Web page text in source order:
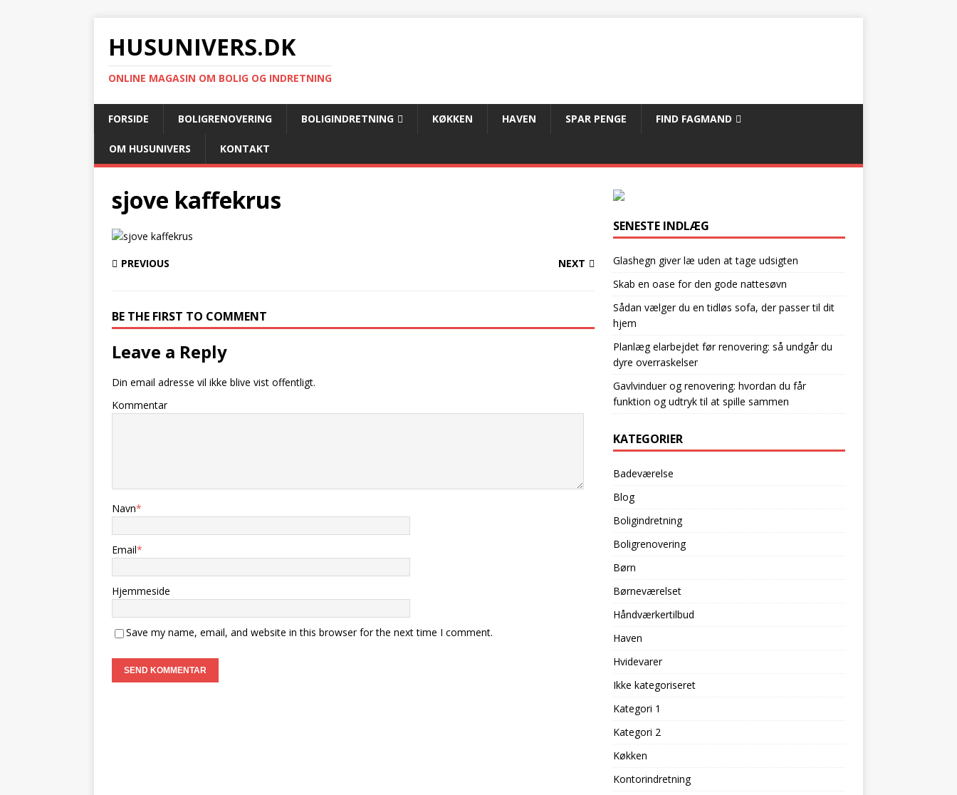
HUSUNIVERS.DK
ONLINE MAGASIN OM BOLIG OG INDRETNING
FORSIDE BOLIGRENOVERING BOLIGINDRETNING KØKKEN HAVEN SPAR PENGE FIND FAGMAND
OM HUSUNIVERS KONTAKT
sjove kaffekrus
PREVIOUS NEXT
BE THE FIRST TO COMMENT
Leave a Reply
Din email adresse vil ikke blive vist offentligt.
Kommentar
Navn*
Email*
Hjemmeside
Save my name, email, and website in this browser for the next time I comment.
SENESTE INDLÆG
Glashegn giver læ uden at tage udsigten
Skab en oase for den gode nattesøvn
Sådan vælger du en tidløs sofa, der passer til dit
hjem
Planlæg elarbejdet før renovering: så undgår du
dyre overraskelser
Gavlvinduer og renovering: hvordan du får
funktion og udtryk til at spille sammen
KATEGORIER
Badeværelse
Blog
Boligindretning
Boligrenovering
Børn
Børneværelset
Håndværkertilbud
Haven
Hvidevarer
Ikke kategoriseret
Kategori 1
Kategori 2
Køkken
Kontorindretning